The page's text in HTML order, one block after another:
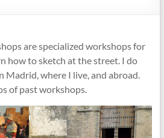
are specialized workshops for
how to sketch at the street. I do
Madrid, where I live, and abroad.
of past workshops.